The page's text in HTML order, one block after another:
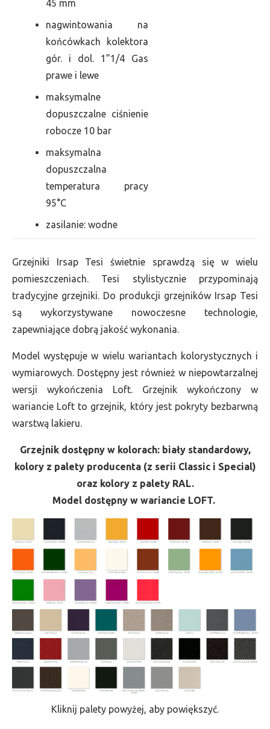
45 mm
nagwintowania na
końcówkach kolektora
gór. i dol. 1”1/4 Gas
prawe i lewe
maksymalne
dopuszczalne ciśnienie
robocze 10 bar
maksymalna
dopuszczalna
temperatura pracy
95°C
zasilanie: wodne
Grzejniki Irsap Tesi świetnie sprawdzą się w wielu
pomieszczeniach. Tesi stylistycznie przypominają
tradycyjne grzejniki. Do produkcji grzejników Irsap Tesi
są wykorzystywane nowoczesne technologie,
zapewniające dobrą jakość wykonania.
Model występuje w wielu wariantach kolorystycznych i
wymiarowych. Dostępny jest również w niepowtarzalnej
wersji wykończenia Loft. Grzejnik wykończony w
wariancie Loft to grzejnik, który jest pokryty bezbarwną
warstwą lakieru.
Grzejnik dostępny w kolorach: biały standardowy,
kolory z palety producenta (z serii Classic i Special)
oraz kolory z palety RAL.
Model dostępny w wariancie LOFT.
Kliknij palety powyżej, aby powiększyć.